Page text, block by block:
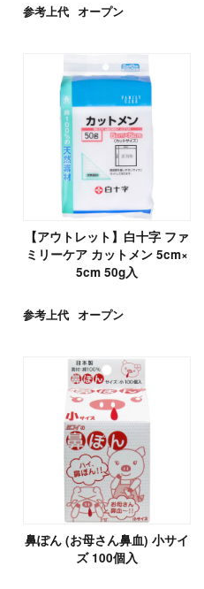
参考上代 オープン
【アウトレット】白十字 ファ
ミリーケア カットメン 5cm×
5cm 50g入
参考上代 オープン
鼻ぽん (お母さん鼻血) 小サイ
ズ 100個入